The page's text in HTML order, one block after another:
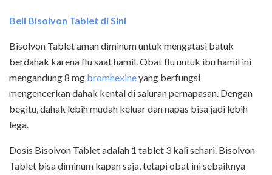
Beli Bisolvon Tablet di Sini
Bisolvon Tablet aman diminum untuk mengatasi batuk
berdahak karena flu saat hamil. Obat flu untuk ibu hamil ini
mengandung 8 mg bromhexineyang berfungsi
mengencerkan dahak kental di saluran pernapasan. Dengan
begitu, dahak lebih mudah keluar dan napas bisa jadi lebih
lega.
Dosis Bisolvon Tablet adalah 1 tablet 3 kali sehari. Bisolvon
Tablet bisa diminum kapan saja, tetapi obat ini sebaiknya